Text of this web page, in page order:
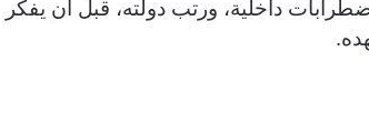
داخلية، ورتب دولته، قبل أن يفكر